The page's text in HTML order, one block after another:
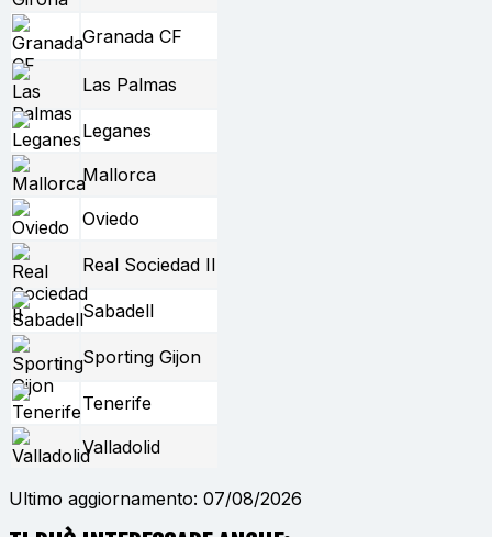
Granada CF
Las Palmas
Leganes
Mallorca
Oviedo
Real Sociedad II
Sabadell
Sporting Gijon
Tenerife
Valladolid
Ultimo aggiornamento: 07/08/2026